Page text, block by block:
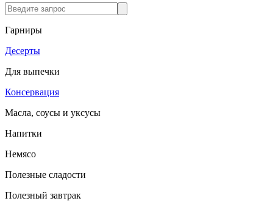
Гарниры
Десерты
Для выпечки
Консервация
Масла, соусы и уксусы
Напитки
Немясо
Полезные сладости
Полезный завтрак